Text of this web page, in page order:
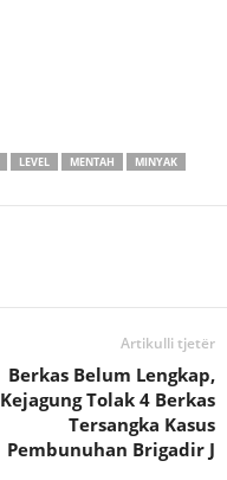
LEVEL MENTAH
MINYAK
Artikulli tjetër
Berkas Belum Lengkap,
Kejagung Tolak 4 Berkas
Tersangka Kasus
Pembunuhan Brigadir J